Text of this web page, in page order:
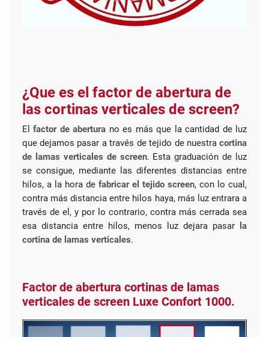
¿Que es el factor de abertura de
las cortinas verticales de screen?
Elfactor de abertura no es más que la cantidad de luz
que dejamos pasar a través de tejido de nuestracortina
de lamas verticales de screen. Esta graduación de luz
se consigue, mediante las diferentes distancias entre
hilos, a la hora de fabricar el tejido screen, con lo cual,
contra más distancia entre hilos haya, más luz entrara a
través de el, y por lo contrario, contra más cerrada sea
esa distancia entre hilos, menos luz dejara pasar
la
cortina de lamas verticales.
Factor de abertura cortinas de lamas
verticales de screen Luxe Confort 1000.